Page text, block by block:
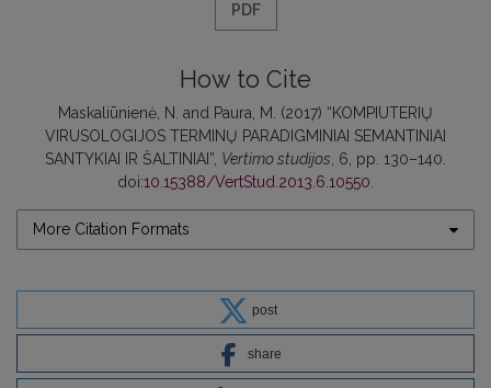
PDF
How to Cite
Maskaliūnienė, N. and Paura, M. (2017) “KOMPIUTERIŲ
VIRUSOLOGIJOS TERMINŲ PARADIGMINIAI SEMANTINIAI
SANTYKIAI IR ŠALTINIAI”, Vertimo studijos , 6, pp. 130–140.
doi:10.15388/VertStud.2013.6.10550
More Citation Formats
post
share